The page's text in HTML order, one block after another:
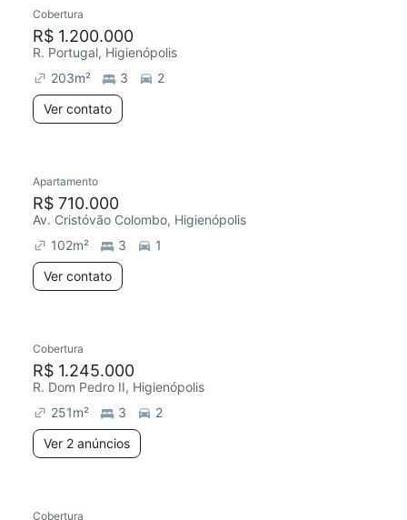
Cobertura
R$ 1.200.000
R. Portugal, Higienópolis
203m² 3
2
Ver contato
Apartamento
R$ 710.000
Av. Cristóvão Colombo, Higienópolis
102m² 3
1
Ver contato
Chegou este mês
Cobertura
R$ 1.245.000
R. Dom Pedro II, Higienópolis
251m² 3
2
Ver 2 anúncios
Cobertura